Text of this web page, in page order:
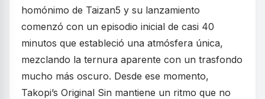
homónimo de Taizan5 y su lanzamiento
comenzó con un episodio inicial de casi 40
minutos que estableció una atmósfera única,
mezclando la ternura aparente con un trasfondo
mucho más oscuro. Desde ese momento,
Takopi’s Original Sin mantiene un ritmo que no